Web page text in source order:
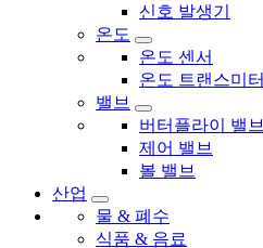
신호 발생기
온도
온도 센서
온도 트랜스미터
밸브
버터플라이 밸브
제어 밸브
볼 밸브
산업
물 & 폐수
식품 & 음료